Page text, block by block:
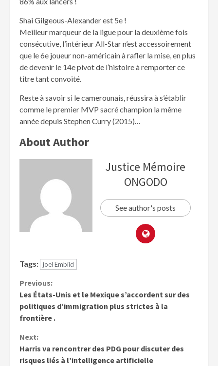
Shai Gilgeous-Alexander est 5e !
Meilleur marqueur de la ligue pour la deuxième fois
consécutive, l’intérieur All-Star n’est accessoirement
que le 6e joueur non-américain à rafler la mise, en plus
de devenir le 14e pivot de l’histoire à remporter ce
titre tant convoité.
Reste à savoir si le camerounais, réussira à s’établir
comme le premier MVP sacré champion la même
année depuis Stephen Curry (2015)…
About Author
Justice Mémoire
ONGODO
See author's posts
Tags: joel Embiid
Previous:
Les États-Unis et le Mexique s’accordent sur des
politiques d’immigration plus strictes à la
frontière .
Next:
Harris va rencontrer des PDG pour discuter des
risques liés à l’intelligence artificielle